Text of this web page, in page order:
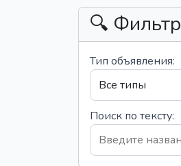
🔍
Тип объявления:
Поиск по тексту: